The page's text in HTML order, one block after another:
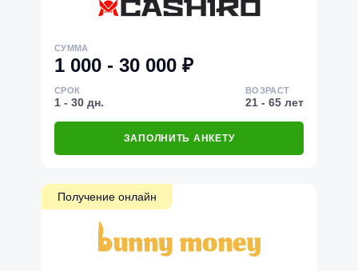
СУММА
1 000 - 30 000 ₽
СРОК
1 - 30 дн.
ВОЗРАСТ
21 - 65 лет
ЗАПОЛНИТЬ АНКЕТУ
Получение онлайн